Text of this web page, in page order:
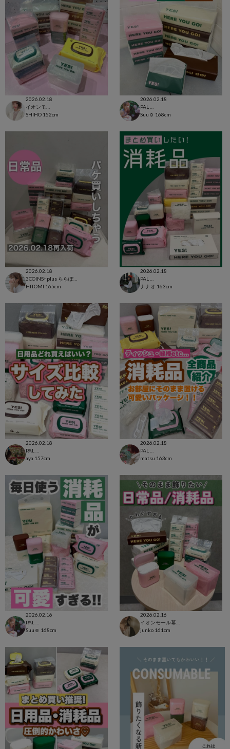
2026.02.18
SHIHO 152cm
2026.02.18
Suu☺︎ 168cm
2026.02.18
HITOMI 165cm
2026.02.18
ナナオ 163cm
2026.02.18
aya 157cm
2026.02.18
matsu 163cm
2026.02.16
Suu☺︎ 168cm
2026.02.16
junko 161cm